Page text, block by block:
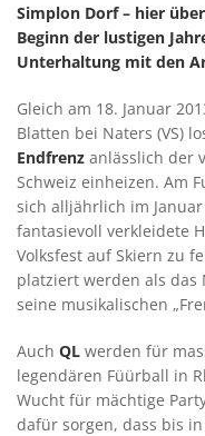
Simplon Dorf – hier
Beginn der lustigen
Unterhaltung mit den
Gleich am 18. Januar
Blatten bei Naters (VS)
Endfrenz anlässlich der
Schweiz einheizen. Am
sich alljährlich im
fantasievoll verkleidete
Volksfest auf Skiern zu
platziert werden als das
seine musikalischen
Auch QL werden für
legendären Füürball in
Wucht für mächtige
dafür sorgen, dass bis